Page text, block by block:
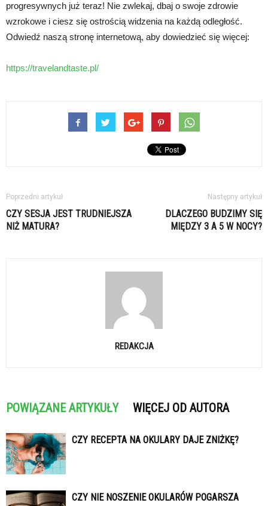
progresywnych już teraz! Nie zwlekaj, dbaj o swoje zdrowie
wzrokowe i ciesz się ostrością widzenia na każdą odległość.
Odwiedź naszą stronę internetową, aby dowiedzieć się więcej:
https://travelandtaste.pl/
Poprzedni artykuł
CZY SESJA JEST TRUDNIEJSZA
NIŻ MATURA?
Następny artykuł
DLACZEGO BUDZIMY SIĘ
MIĘDZY 3 A 5 W NOCY?
REDAKCJA
POWIĄZANE ARTYKUŁY WIĘCEJ OD AUTORA
CZY RECEPTA NA OKULARY DAJE ZNIŻKĘ?
CZY NIE NOSZENIE OKULARÓW POGARSZA